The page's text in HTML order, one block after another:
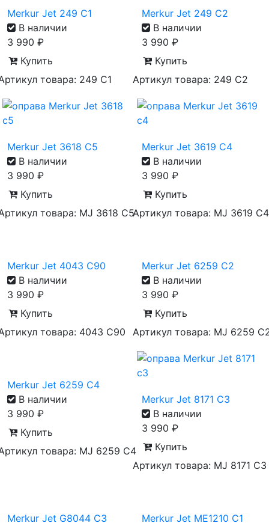
Merkur Jet 249 C1
В наличии
3 990 ₽
Купить
товара: 249 C1
Merkur Jet 249 C2
В наличии
3 990 ₽
Купить
Артикул товара: 249 C2
Merkur Jet 3618 C5
В наличии
3 990 ₽
Купить
товара: MJ 3618 C5
Merkur Jet 3619 C4
В наличии
3 990 ₽
Купить
Артикул товара: MJ 3619 C4
Merkur Jet 4043 C90
В наличии
3 990 ₽
Купить
товара: 4043 C90
Merkur Jet 6259 C2
В наличии
3 990 ₽
Купить
Артикул товара: MJ 6259
Merkur Jet 6259 C4
В наличии
3 990 ₽
Купить
товара: MJ 6259 C4
Merkur Jet 8171 C3
В наличии
3 990 ₽
Купить
Артикул товара: MJ 8171 C3
Merkur Jet G8044 C3
Merkur Jet ME1210 C1